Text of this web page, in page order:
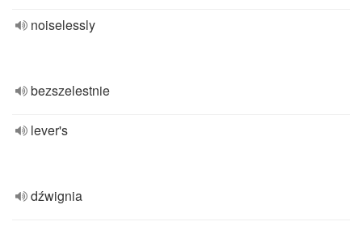
noiselessly
bezszelestnie
lever's
dźwignia